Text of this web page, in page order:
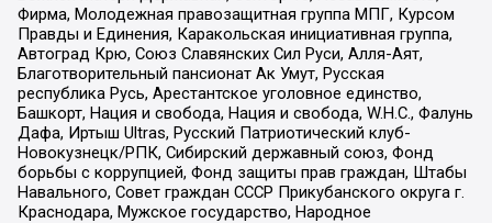
Фирма, Молодежная правозащитная группа МПГ, Курсом
Правды и Единения, Каракольская инициативная группа,
Автоград Крю, Союз Славянских Сил Руси, Алля-Аят,
Благотворительный пансионат Ак Умут, Русская
республика Русь, Арестантское уголовное единство,
Башкорт, Нация и свобода, Нация и свобода, W.H.С., Фалунь
Дафа, Иртыш Ultras, Русский Патриотический клуб-
Новокузнецк/РПК, Сибирский державный союз, Фонд
борьбы с коррупцией, Фонд защиты прав граждан, Штабы
Навального, Совет граждан СССР Прикубанского округа г.
Краснодара, Мужское государство, Народное